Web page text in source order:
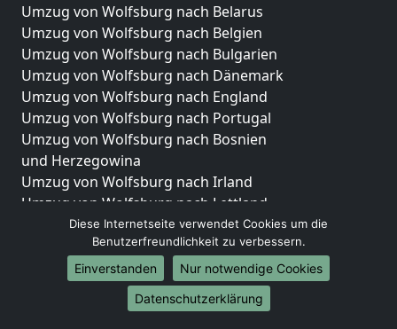
Umzug von Wolfsburg nach Belarus
Umzug von Wolfsburg nach Belgien
Umzug von Wolfsburg nach Bulgarien
Umzug von Wolfsburg nach Dänemark
Umzug von Wolfsburg nach England
Umzug von Wolfsburg nach Portugal
Umzug von Wolfsburg nach Bosnien
und Herzegowina
Umzug von Wolfsburg nach Irland
Umzug von Wolfsburg nach Lettland
Umzug von Wolfsburg nach Zypern
Umzug von Wolfsburg nach Kroatien
Umzug von Wolfsburg nach Estland
Umzug von Wolfsburg nach Finnland
Umzug von Wolfsburg nach Frankreich
Diese Internetseite verwendet Cookies um die
Benutzerfreundlichkeit zu verbessern.
Einverstanden
Nur notwendige Cookies
Datenschutzerklärung